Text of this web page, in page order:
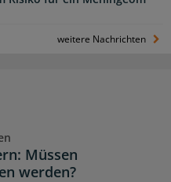
weitere Nachrichten
Müssen
werden?